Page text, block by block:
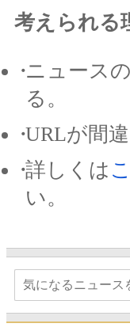
考えられる
ニュース
る。
URLが間
詳しくは
い。